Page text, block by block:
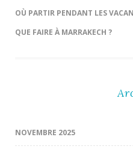
OÙ PARTIR PENDANT LES
QUE FAIRE À MARRAKECH ?
NOVEMBRE 2025